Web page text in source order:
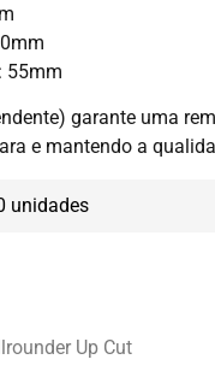
55mm
garante uma
e mantendo a
unidades
Up Cut